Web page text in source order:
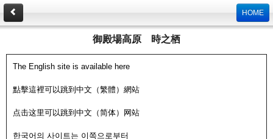
HOME
御殿場高原 時之栖
The English site is available here
點擊這裡可以跳到中文（繁體）網站
点击这里可以跳到中文（简体）网站
한국어의 사이트는 이쪽으로부터